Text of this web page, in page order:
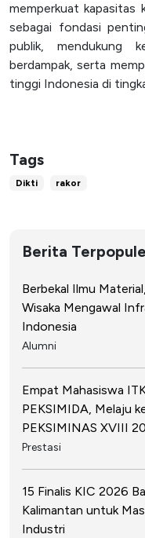
memperkuat kapasitas
sebagai fondasi
publik, mendukung
berdampak, serta
tinggi Indonesia di
Tags
Dikti rakor
Berita
Berbekal Ilmu
Wisaka Mengawal
Indonesia
Alumni
Empat Mahasiswa
PEKSIMIDA, Melaju
PEKSIMINAS XVIII
Prestasi
15 Finalis KIC 2026
Kalimantan untuk
Industri